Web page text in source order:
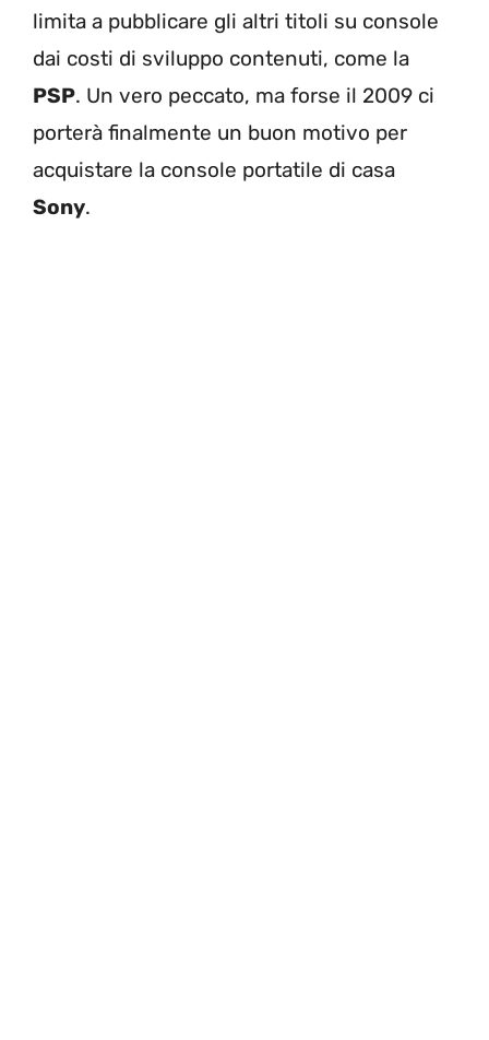
limita a pubblicare gli altri titoli su console
dai costi di sviluppo contenuti, come la
PSP. Un vero peccato, ma forse il 2009 ci
porterà finalmente un buon motivo per
acquistare la console portatile di casa
Sony.